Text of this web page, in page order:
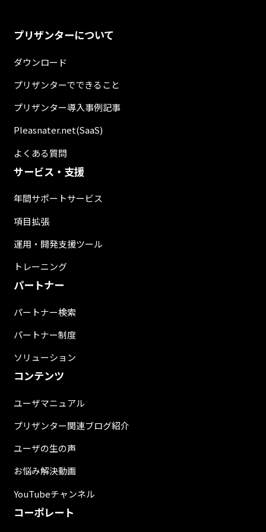
プリザンターについて
ダウンロード
プリザンターでできること
プリザンター導入事例記事
Pleasnater.net(SaaS)
よくある質問
サービス・支援
年間サポートサービス
項目拡張
運用・開発支援ツール
トレーニング
パートナー
パートナー検索
パートナー制度
ソリューション
コンテンツ
ユーザマニュアル
プリザンター関連ブログ紹介
ユーザの生の声
お悩み解決動画
YouTubeチャンネル
コーポレート